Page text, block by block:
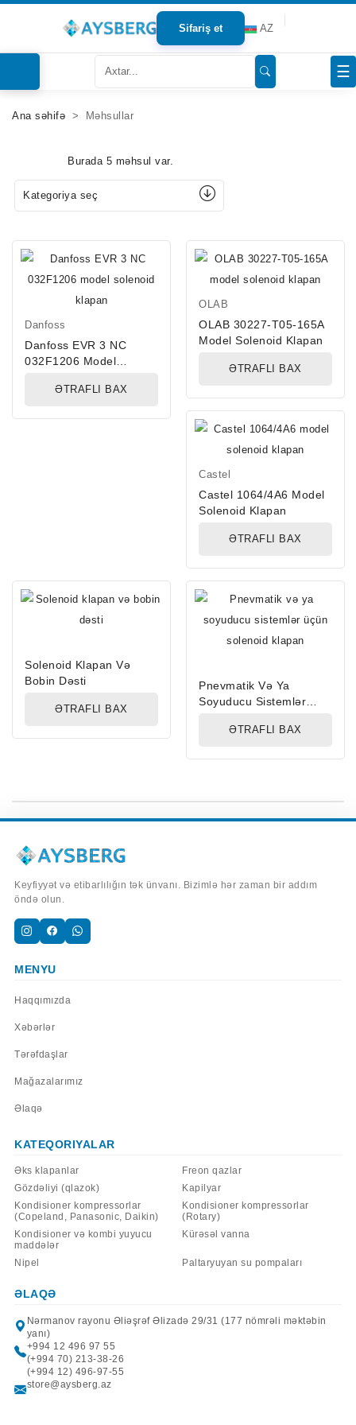
Sifariş et AZ
☰
Haqqımızda
Məhsullar
Tərəfdaşlar
Əlaqə
Ana səhifə Məhsullar
Burada 5 məhsul var.
Kategoriya seç
Danfoss
Danfoss EVR 3 NC
032F1206 Model
ƏTRAFLI BAX
OLAB
OLAB 30227-T05-165A
Model Solenoid Klapan
ƏTRAFLI BAX
Castel
Castel 1064/4A6 Model
Solenoid Klapan
ƏTRAFLI BAX
Solenoid Klapan Və
Bobin Dəsti
ƏTRAFLI BAX
Pnevmatik Və Ya
Soyuducu Sistemlər
ƏTRAFLI BAX
Keyfiyyət və etibarlılığın tək ünvanı. Bizimlə hər zaman bir addım
öndə olun.
MENYU
Haqqımızda
Xəbərlər
Tərəfdaşlar
Mağazalarımız
Əlaqə
KATEQORIYALAR
Əks klapanlar
Freon qazlar
Gözdəliyi (qlazok)
Kapilyar
Kondisioner kompressorlar
(Copeland, Panasonic, Daikin)
Kondisioner kompressorlar
(Rotary)
Kondisioner və kombi yuyucu
maddələr
Kürəsəl vanna
Nipel Paltaryuyan su pompaları
ƏLAQƏ
Nərmanov rayonu Əliəşrəf Əlizadə 29/31 (177 nömrəli məktəbin
yanı)
+994 12 496 97 55
(+994 70) 213-38-26
(+994 12) 496-97-55
store@aysberg.az